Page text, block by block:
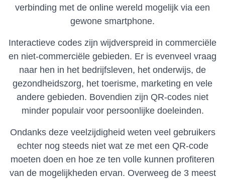
verbinding met de online wereld mogelijk via een
gewone smartphone.
Interactieve codes zijn wijdverspreid in commerciële
en niet-commerciële gebieden. Er is evenveel vraag
naar hen in het bedrijfsleven, het onderwijs, de
gezondheidszorg, het toerisme, marketing en vele
andere gebieden. Bovendien zijn QR-codes niet
minder populair voor persoonlijke doeleinden.
Ondanks deze veelzijdigheid weten veel gebruikers
echter nog steeds niet wat ze met een QR-code
moeten doen en hoe ze ten volle kunnen profiteren
van de mogelijkheden ervan. Overweeg de 3 meest